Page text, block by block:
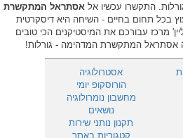
התקשרו עכשיו אלאסתראל המתקשרת
בכל תחום בחיים - השיחה היא דיסקרטית
מרכז עבורכם את המיסטיקנים הכי טובים
אסתראל המתקשרת המדהימה - גורלות!
אסטרולוגיה
הורוסקופ יומי
מחשבון נומרולוגיה
נושאים
תקנון נותני שירות
קטגוריות באתר